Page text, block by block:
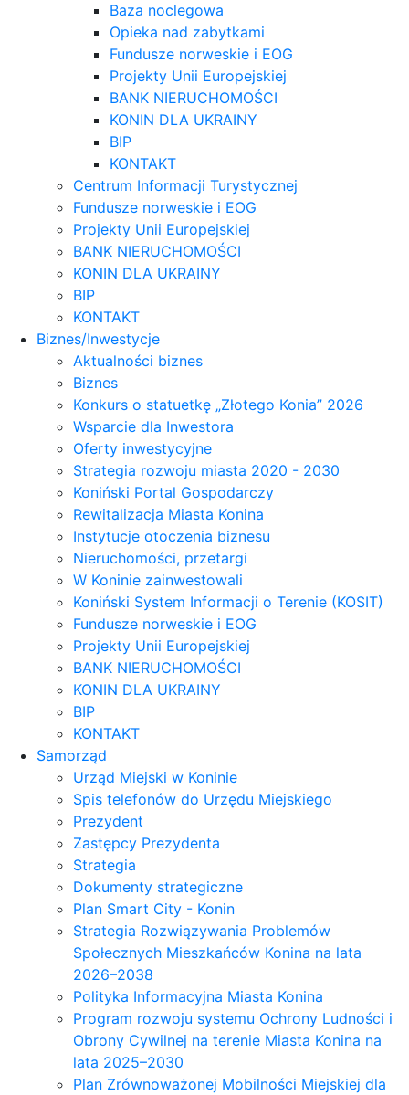
Baza noclegowa
Opieka nad zabytkami
Fundusze norweskie i EOG
Projekty Unii Europejskiej
BANK NIERUCHOMOŚCI
KONIN DLA UKRAINY
BIP
KONTAKT
Centrum Informacji Turystycznej
Fundusze norweskie i EOG
Projekty Unii Europejskiej
BANK NIERUCHOMOŚCI
KONIN DLA UKRAINY
BIP
KONTAKT
Biznes/Inwestycje
Aktualności biznes
Biznes
Konkurs o statuetkę „Złotego Konia” 2026
Wsparcie dla Inwestora
Oferty inwestycyjne
Strategia rozwoju miasta 2020 - 2030
Koniński Portal Gospodarczy
Rewitalizacja Miasta Konina
Instytucje otoczenia biznesu
Nieruchomości, przetargi
W Koninie zainwestowali
Koniński System Informacji o Terenie (KOSIT)
Fundusze norweskie i EOG
Projekty Unii Europejskiej
BANK NIERUCHOMOŚCI
KONIN DLA UKRAINY
BIP
KONTAKT
Samorząd
Urząd Miejski w Koninie
Spis telefonów do Urzędu Miejskiego
Prezydent
Zastępcy Prezydenta
Strategia
Dokumenty strategiczne
Plan Smart City - Konin
Strategia Rozwiązywania Problemów
Społecznych Mieszkańców Konina na lata
2026–2038
Polityka Informacyjna Miasta Konina
Program rozwoju systemu Ochrony Ludności i
Obrony Cywilnej na terenie Miasta Konina na
lata 2025–2030
Plan Zrównoważonej Mobilności Miejskiej dla